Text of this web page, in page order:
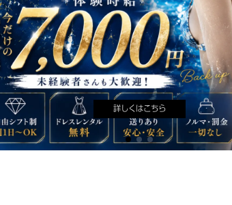
詳しくはこちら